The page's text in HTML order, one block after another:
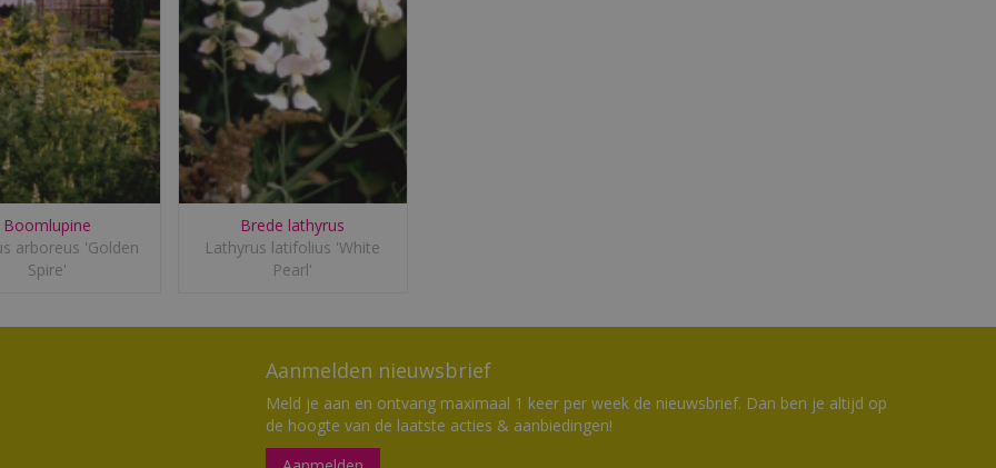
Boomlupine
arboreus 'Golden
Spire'
Brede lathyrus
Lathyrus latifolius 'White
Pearl'
Aanmelden nieuwsbrief
Meld je aan en ontvang maximaal 1 keer per week de nieuwsbrief. Dan ben je altijd op
de hoogte van de laatste acties & aanbiedingen!